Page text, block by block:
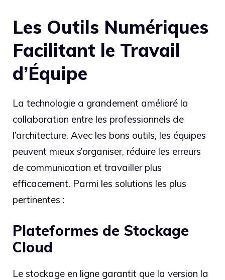
Les Outils Numériques
Facilitant le Travail
d’Équipe
La technologie a grandement amélioré la
collaboration entre les professionnels de
l’architecture. Avec les bons outils, les équipes
peuvent mieux s’organiser, réduire les erreurs
de communication et travailler plus
efficacement. Parmi les solutions les plus
pertinentes :
Plateformes de Stockage
Cloud
Le stockage en ligne garantit que la version la